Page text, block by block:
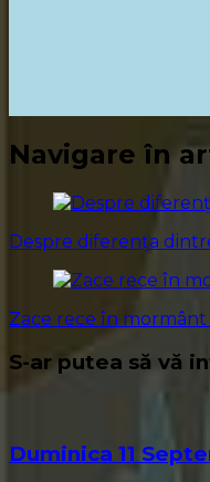
Navigare în
Despre diferența
Zace rece în mormânt
S-ar putea să vă
Duminica 11